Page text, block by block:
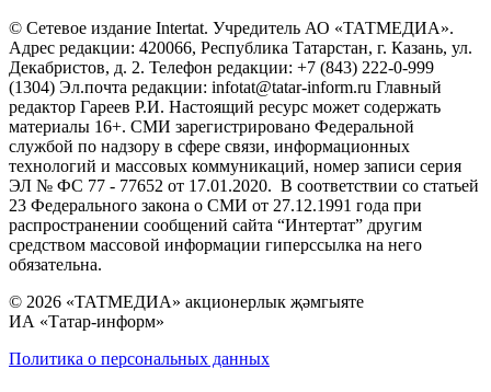
© Сетевое издание Intertat. Учредитель АО «ТАТМЕДИА».
Адрес редакции: 420066, Республика Татарстан, г. Казань, ул.
Декабристов, д. 2. Телефон редакции: +7 (843) 222-0-999
(1304) Эл.почта редакции: infotat@tatar-inform.ru Главный
редактор Гареев Р.И. Настоящий ресурс может содержать
материалы 16+. СМИ зарегистрировано Федеральной
службой по надзору в сфере связи, информационных
технологий и массовых коммуникаций, номер записи серия
ЭЛ № ФС 77 - 77652 от 17.01.2020. В соответствии со статьей
23 Федерального закона о СМИ от 27.12.1991 года при
распространении сообщений сайта “Интертат” другим
средством массовой информации гиперссылка на него
обязательна.
© 2026 «ТАТМЕДИА» акционерлык җәмгыяте
ИА «Татар-информ»
Политика о персональных данных